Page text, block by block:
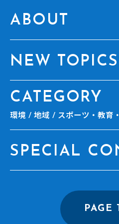
ABOUT
NEW TOPICS
CATEGORY
環境 地域 スポーツ・教育
SPECIAL
PAGE